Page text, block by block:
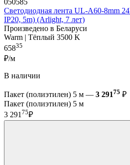
Светодиодная лента UL-A60-8mm
IP20, 5m) (Arlight, 7 лет)
Произведено в Беларуси
Warm | Тёплый 3500 K
65835
₽/м
В наличии
Пакет (полиэтилен) 5 м — 3 29175 ₽
Пакет (полиэтилен) 5 м
3 29175₽